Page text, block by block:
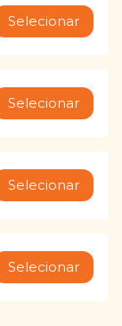
Selecionar
Selecionar
Selecionar
Selecionar